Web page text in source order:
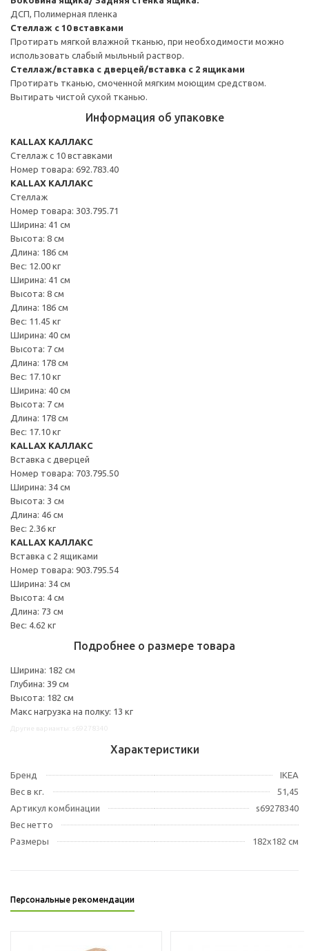
ДСП, Полимерная пленка
Стеллаж с 10 вставками
Протирать мягкой влажной тканью, при необходимости можно
использовать слабый мыльный раствор.
Стеллаж/вставка с дверцей/вставка с 2 ящиками
Протирать тканью, смоченной мягким моющим средством.
Вытирать чистой сухой тканью.
Информация об упаковке
KALLAX КАЛЛАКС
Стеллаж с 10 вставками
Номер товара: 692.783.40
KALLAX КАЛЛАКС
Стеллаж
Номер товара: 303.795.71
Ширина: 41 см
Высота: 8 см
Длина: 186 см
Вес: 12.00 кг
Ширина: 41 см
Высота: 8 см
Длина: 186 см
Вес: 11.45 кг
Ширина: 40 см
Высота: 7 см
Длина: 178 см
Вес: 17.10 кг
Ширина: 40 см
Высота: 7 см
Длина: 178 см
Вес: 17.10 кг
KALLAX КАЛЛАКС
Вставка с дверцей
Номер товара: 703.795.50
Ширина: 34 см
Высота: 3 см
Длина: 46 см
Вес: 2.36 кг
KALLAX КАЛЛАКС
Вставка с 2 ящиками
Номер товара: 903.795.54
Ширина: 34 см
Высота: 4 см
Длина: 73 см
Вес: 4.62 кг
Подробнее о размере товара
Ширина: 182 см
Глубина: 39 см
Высота: 182 см
Макс нагрузка на полку: 13 кг
Характеристики
Бренд
IKEA
Вес в кг.
51,45
Артикул комбинации
s69278340
Вес нетто
Размеры
182x182 см
Персональные рекомендации